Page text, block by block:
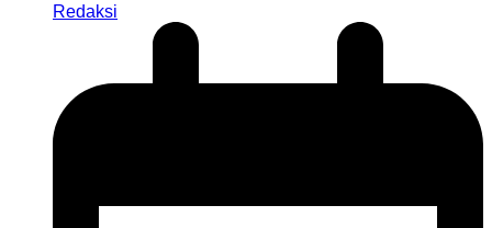
Redaksi